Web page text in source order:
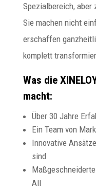
Spezialbereich, aber
Sie machen nicht
erschaffen
komplett
Was die
macht:
Über 30 Jahre
Ein Team von
Innovative
sind
All